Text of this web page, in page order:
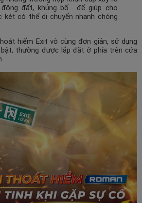
đất, khủng bố… để giúp cho
két có thể di chuyển nhanh chóng
hiểm Exit vô cùng đơn giản, sử dụng
thường được lắp đặt ở phía trên cửa